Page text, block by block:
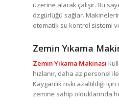
üzerine alarak çalışır. Bu
özgürlüğü sağlar.
otomatik su kontrol sistemi
Zemin Yıkama
Zemin Yıkama Makinası
hızlanır, daha az personel
Kayganlık riski azaltıldığı
zemine sahip olduklarında